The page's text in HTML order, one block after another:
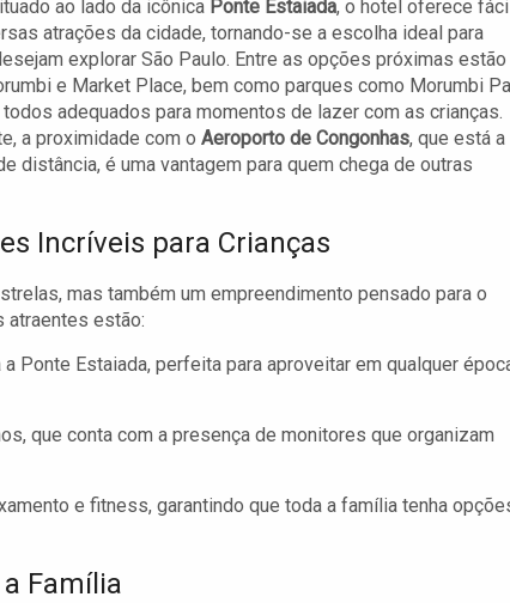
ao lado da icônica Ponte Estaiada, o hotel oferece
atrações da cidade, tornando-se a escolha ideal para
explorar São Paulo. Entre as opções próximas
e Market Place, bem como parques como Morumbi
adequados para momentos de lazer com as crianças.
a proximidade com o Aeroporto de Congonhas, que está a
distância, é uma vantagem para quem chega de outras
Incríveis para Crianças
mas também um empreendimento pensado para o
atraentes estão:
Ponte Estaiada, perfeita para aproveitar em qualquer
que conta com a presença de monitores que organizam
e fitness, garantindo que toda a família tenha
Família